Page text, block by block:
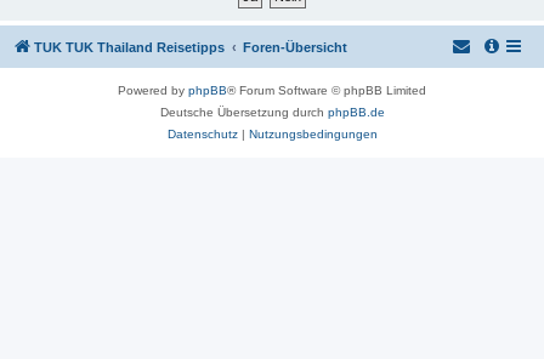
TUK TUK Thailand Reisetipps Foren-Übersicht
Powered by phpBB® Forum Software © phpBB Limited
Deutsche Übersetzung durch phpBB.de
Datenschutz| Nutzungsbedingungen